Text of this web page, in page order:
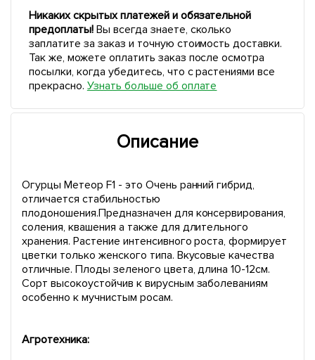
Никаких скрытых платежей и обязательной
предоплаты!Вы всегда знаете, сколько
заплатите за заказ и точную стоимость доставки.
Так же, можете оплатить заказ после осмотра
посылки, когда убедитесь, что с растениями все
прекрасно. Узнать больше об оплате
Описание
Огурцы Метеор F1 - это Очень ранний гибрид,
отличается стабильностью
плодоношения.Предназначен для консервирования,
соления, квашения а также для длительного
хранения. Растение интенсивного роста, формирует
цветки только женского типа. Вкусовые качества
отличные. Плоды зеленого цвета, длина 10-12см.
Сорт высокоустойчив к вирусным заболеваниям
особенно к мучнистым росам.
Агротехника: